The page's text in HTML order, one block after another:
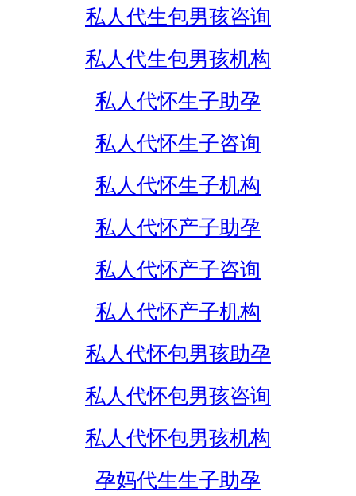
私人代生包男孩咨询
私人代生包男孩机构
私人代怀生子助孕
私人代怀生子咨询
私人代怀生子机构
私人代怀产子助孕
私人代怀产子咨询
私人代怀产子机构
私人代怀包男孩助孕
私人代怀包男孩咨询
私人代怀包男孩机构
孕妈代生生子助孕